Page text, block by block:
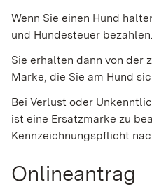
Wenn Sie einen Hund
und Hundesteuer bezahlen.
Sie erhalten dann von der
Marke, die Sie am Hund
Bei Verlust oder
ist eine Ersatzmarke zu
Kennzeichnungspflicht
Onlineantrag